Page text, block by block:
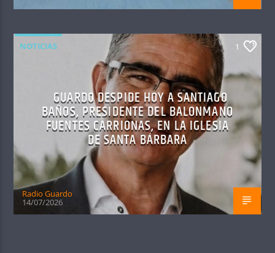
NOTICIAS 1
GUARDO DESPIDE HOY A SANTIAGO
BAÑOS, PRESIDENTE DEL BALONMANO
FUENTES CARRIONAS, EN LA IGLESIA
DE SANTA BÁRBARA
Radio Guardo
14/07/2026